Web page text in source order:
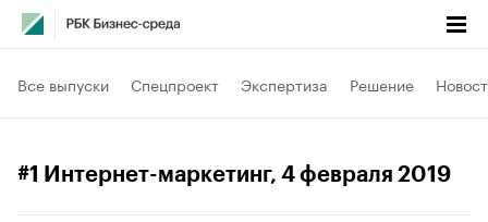
Все выпуски Спецпроект Экспертиза Решение
#1 Интернет-маркетинг, 4 февраля 2019